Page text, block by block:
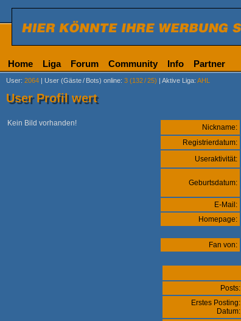
Home Liga Forum Community Info Partner
User: 2064 | User (Gäste/ Bots) online: 3 (132/25) | Aktive Liga: AHL
User Profil wert
Kein Bild vorhanden! Nickname:
Registrierdatum:
Useraktivität:
Geburtsdatum:
E-Mail:
Homepage:
Fan von:
Posts:
Erstes Posting:
Datum: